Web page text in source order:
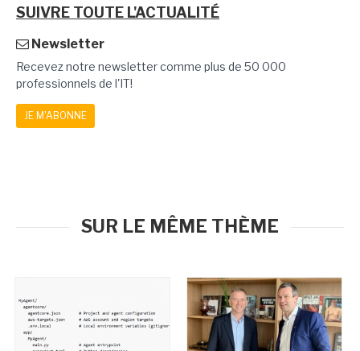
SUIVRE TOUTE L'ACTUALITÉ
Newsletter
Recevez notre newsletter comme plus de 50 000
professionnels de l'IT!
JE M'ABONNE
SUR LE MÊME THÈME